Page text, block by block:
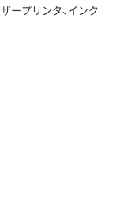
ープリンタ、インク